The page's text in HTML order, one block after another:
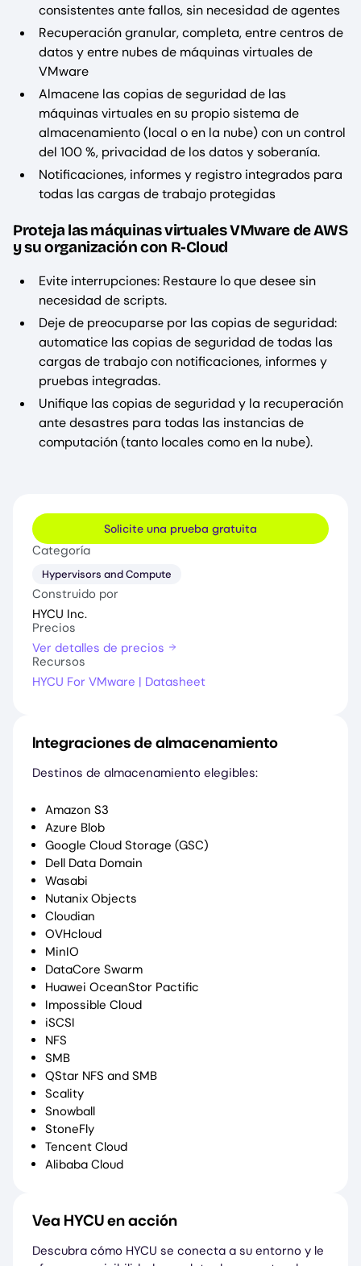
consistentes ante fallos, sin necesidad de agentes
Recuperación granular, completa, entre centros de
datos y entre nubes de máquinas virtuales de
VMware
Almacene las copias de seguridad de las
máquinas virtuales en su propio sistema de
almacenamiento (local o en la nube) con un control
del 100 %, privacidad de los datos y soberanía.
Notificaciones, informes y registro integrados para
todas las cargas de trabajo protegidas
Proteja las máquinas virtuales VMware de AWS
y su organización con R-Cloud
Evite interrupciones: Restaure lo que desee sin
necesidad de scripts.
Deje de preocuparse por las copias de seguridad:
automatice las copias de seguridad de todas las
cargas de trabajo con notificaciones, informes y
pruebas integradas.
Unifique las copias de seguridad y la recuperación
ante desastres para todas las instancias de
computación (tanto locales como en la nube).
Solicite una prueba gratuita
Categoría
Hypervisors and Compute
Construido por
HYCU Inc.
Precios
Ver detalles de precios
Recursos
HYCU For VMware | Datasheet
Integraciones de almacenamiento
Destinos de almacenamiento elegibles:
Amazon S3
Azure Blob
Google Cloud Storage (GSC)
Dell Data Domain
Wasabi
Nutanix Objects
Cloudian
OVHcloud
MinIO
DataCore Swarm
Huawei OceanStor Pactific
Impossible Cloud
iSCSI
NFS
SMB
QStar NFS and SMB
Scality
Snowball
StoneFly
Tencent Cloud
Alibaba Cloud
Vea HYCU en acción
Descubra cómo HYCU se conecta a su entorno y le